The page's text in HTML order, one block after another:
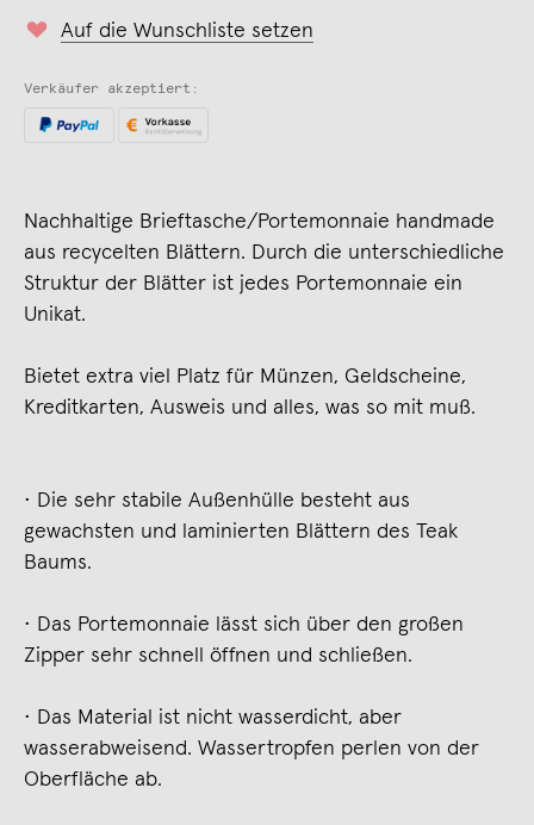
Auf die Wunschliste setzen
Verkäufer akzeptiert:
Nachhaltige Brieftasche/Portemonnaie handmade
aus recycelten Blättern. Durch die unterschiedliche
Struktur der Blätter ist jedes Portemonnaie ein
Unikat.
Bietet extra viel Platz für Münzen, Geldscheine,
Kreditkarten, Ausweis und alles, was so mit muß.
• Die sehr stabile Außenhülle besteht aus
gewachsten und laminierten Blättern des Teak
Baums.
• Das Portemonnaie lässt sich über den großen
Zipper sehr schnell öffnen und schließen.
• Das Material ist nicht wasserdicht, aber
wasserabweisend. Wassertropfen perlen von der
Oberfläche ab.